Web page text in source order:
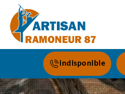
indisponible